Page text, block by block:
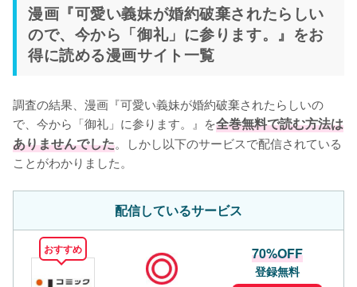
漫画『可愛い義妹が婚約破棄されたらしい
ので、今から「御礼」に参ります。』をお
得に読める漫画サイト一覧
調査の結果、漫画『可愛い義妹が婚約破棄されたらしいの
で、今から「御礼」に参ります。』を全巻無料で読む方法は
ありませんでした。しかし以下のサービスで配信されている
ことがわかりました。
配信しているサービス
おすすめ 70%OFF
登録無料